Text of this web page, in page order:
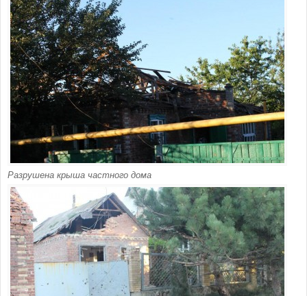
Разрушена крыша частного дома